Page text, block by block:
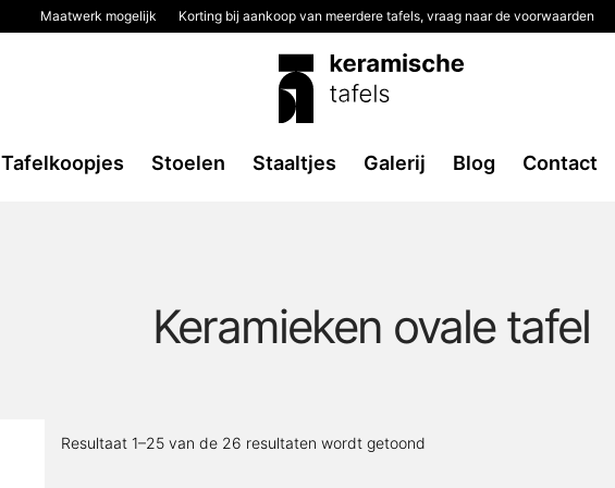
Maatwerk mogelijk Korting bij aankoop van meerdere tafels, vraag naar de voorwaarden
Tafelkoopjes Stoelen Staaltjes Galerij Blog Contact
Keramieken ovale tafel
Resultaat 1–25 van de 26 resultaten wordt getoond